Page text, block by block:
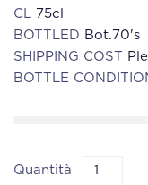
CL 75cl
BOTTLED Bot.70's
SHIPPING COST
BOTTLE
Quantità